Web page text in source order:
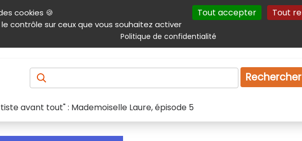
cookies 🍪
contrôle sur ceux que vous souhaitez activer
Tout accepter Tout
Politique de confidentialité
Menu principal Autres services Plan du site
Produits & services Emploi Droit
Rechercher
avant tout" : Mademoiselle Laure, épisode 5